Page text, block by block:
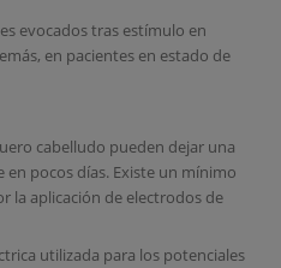
evocados tras estímulo en
en pacientes en estado de
cabelludo pueden dejar una
pocos días. Existe un mínimo
la aplicación de electrodos de
utilizada para los potenciales